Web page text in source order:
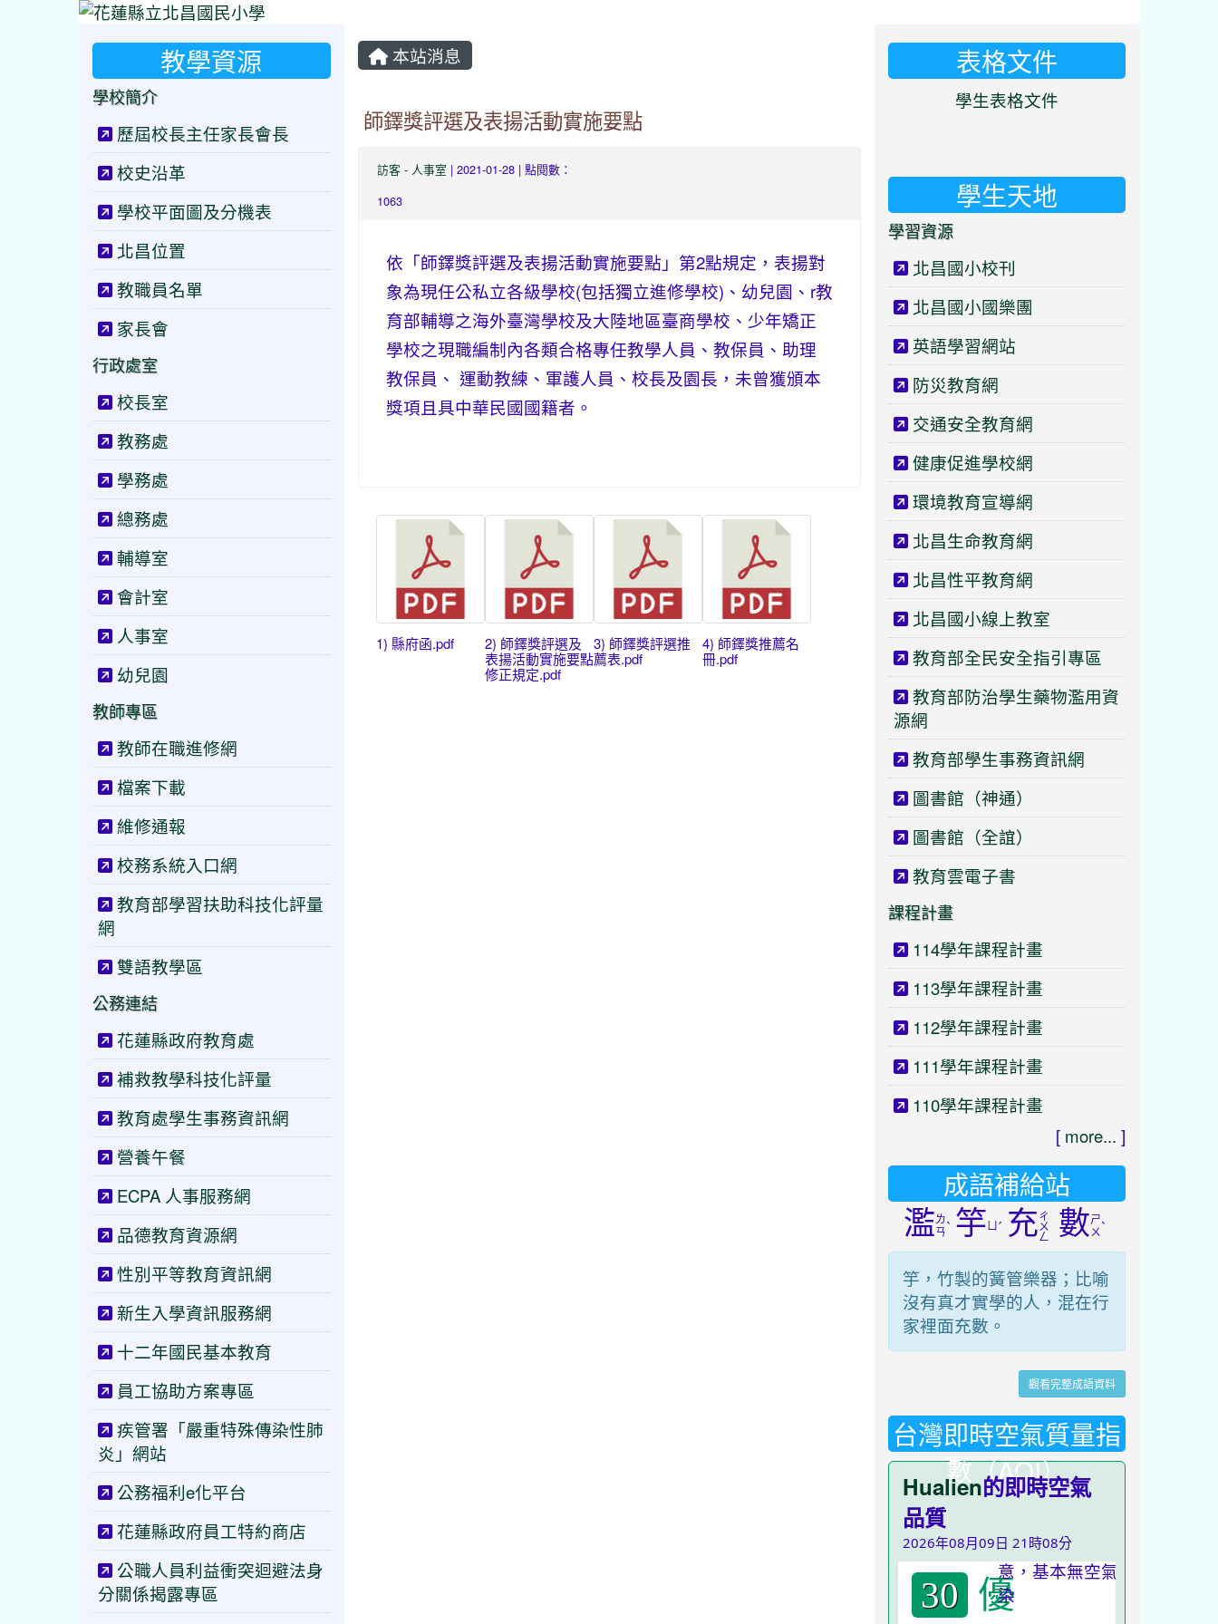
本站消息
師鐸獎評選及表揚活動實施要點
訪客- 人事室 | 2021-01-28 | 點閱數：
1063
依「師鐸獎評選及表揚活動實施要點」第2點規定，表揚對
象為現任公私立各級學校(包括獨立進修學校)、幼兒園、r教
育部輔導之海外臺灣學校及大陸地區臺商學校、少年矯正
學校之現職編制內各類合格專任教學人員、教保員、助理
教保員、 運動教練、軍護人員、校長及園長，未曾獲頒本
獎項且具中華民國國籍者。
1) 縣府函.pdf
2) 師鐸獎評選及
表揚活動實施要點
修正規定.pdf
3) 師鐸獎評選推
薦表.pdf
4) 師鐸獎推薦名
冊.pdf
教學資源
學校簡介
歷屆校長主任家長會長
校史沿革
學校平面圖及分機表
北昌位置
教職員名單
家長會
行政處室
校長室
教務處
學務處
總務處
輔導室
會計室
人事室
幼兒園
教師專區
教師在職進修網
檔案下載
維修通報
校務系統入口網
教育部學習扶助科技化評量
網
雙語教學區
公務連結
花蓮縣政府教育處
補救教學科技化評量
教育處學生事務資訊網
營養午餐
ECPA 人事服務網
品德教育資源網
性別平等教育資訊網
新生入學資訊服務網
十二年國民基本教育
員工協助方案專區
疾管署「嚴重特殊傳染性肺
炎」網站
公務福利e化平台
花蓮縣政府員工特約商店
公職人員利益衝突迴避法身
分關係揭露專區
表格文件
學生表格文件
學生天地
學習資源
北昌國小校刊
北昌國小國樂團
英語學習網站
防災教育網
交通安全教育網
健康促進學校網
環境教育宣導網
北昌生命教育網
北昌性平教育網
北昌國小線上教室
教育部全民安全指引專區
教育部防治學生藥物濫用資
源網
教育部學生事務資訊網
圖書館（神通）
圖書館（全誼）
教育雲電子書
課程計畫
114學年課程計畫
113學年課程計畫
112學年課程計畫
111學年課程計畫
110學年課程計畫
[ more... ]
成語補給站
濫ㄌ
ㄢˋ 竽ㄩ ˊ 充ㄔ
ㄨ
ㄥ 數ㄕ
ㄨˋ
竽，竹製的簧管樂器；比喻
沒有真才實學的人，混在行
家裡面充數。
觀看完整成語資料
台灣即時空氣質量指
數（AQI）
Hualien的即時空氣
品質
2026年08月09日 21時08分
30 優